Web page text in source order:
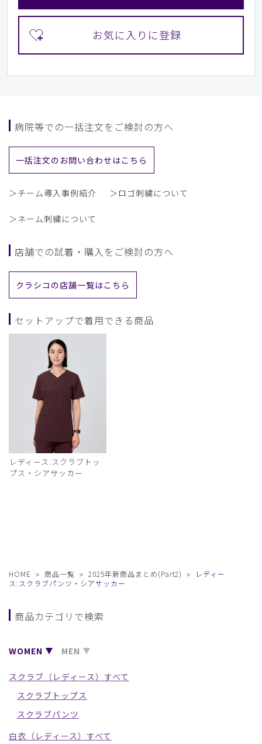
病院等での一括注文をご検討の方へ
一括注文のお問い合わせはこちら
＞チーム導入事例紹介 ＞ロゴ刺繍について
＞ネーム刺繍について
店舗での試着・購入をご検討の方へ
クラシコの店舗一覧はこちら
セットアップで着用できる商品
レディース:スクラブトッ
プス・シアサッカー
HOME 商品一覧 2025年新商品まとめ(Part2)
レディー
ス:スクラブパンツ・シアサッカー
商品カテゴリで検索
WOMEN MEN
スクラブ（レディース）すべて
スクラブトップス
スクラブパンツ
白衣（レディース）すべて